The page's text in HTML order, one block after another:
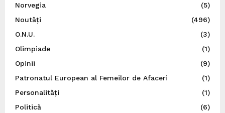
Norvegia
(5)
Noutăți
(496)
O.N.U.
(3)
Olimpiade
(1)
Opinii
(9)
Patronatul European al Femeilor de Afaceri
(1)
Personalități
(1)
Politică
(6)